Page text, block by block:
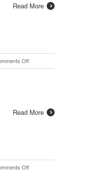
Read More
Offon
Hydra2web
Read More
Offon